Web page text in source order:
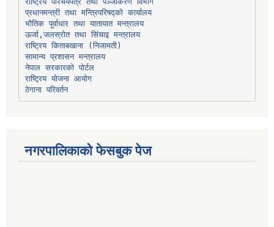
प्रधानमन्त्री तथा मन्त्रिपरिषद्को कार्यालय
भौतिक पूर्वाधार तथा यातायात मन्त्रालय
ऊर्जा,जलस्रोत तथा सिंचाइ मन्त्रालय
सामान्य प्रशासन मन्त्रालय
नेपाल सरकारको पोर्टल
राष्ट्रिय योजना आयोग
ठेगाना परिवर्तन
नगरपालिकाको फेसबुक पेज